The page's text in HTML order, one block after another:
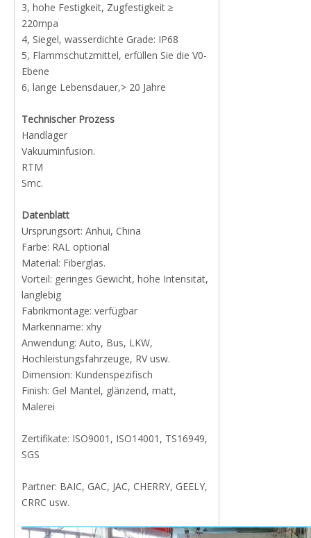
3, hohe Festigkeit, Zugfestigkeit ≥
220mpa
4, Siegel, wasserdichte Grade: IP68
5, Flammschutzmittel, erfüllen Sie die V0-
Ebene
6, lange Lebensdauer,> 20 Jahre
Technischer Prozess
Handlager
Vakuuminfusion.
RTM
Smc.
Datenblatt
Ursprungsort: Anhui, China
Farbe: RAL optional
Material: Fiberglas.
Vorteil: geringes Gewicht, hohe Intensität,
langlebig
Fabrikmontage: verfügbar
Markenname: xhy
Anwendung: Auto, Bus, LKW,
Hochleistungsfahrzeuge, RV usw.
Dimension: Kundenspezifisch
Finish: Gel Mantel, glänzend, matt,
Malerei
Zertifikate: ISO9001, ISO14001, TS16949,
SGS
Partner: BAIC, GAC, JAC, CHERRY, GEELY,
CRRC usw.